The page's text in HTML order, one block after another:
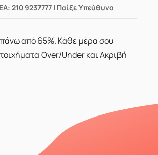
210 9237777 | Παίξε Υπεύθυνα
πάνω από 65%. Κάθε μέρα σου
Over/Under και Ακριβή